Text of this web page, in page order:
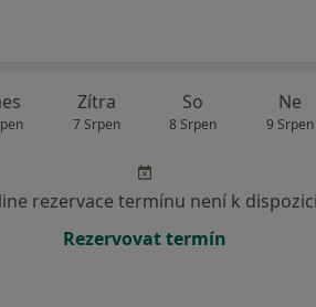
Zítra
7 Srpen
So
8 Srpen
Ne
9 Srpen
rezervace termínu není k dispozici
Rezervovat termín